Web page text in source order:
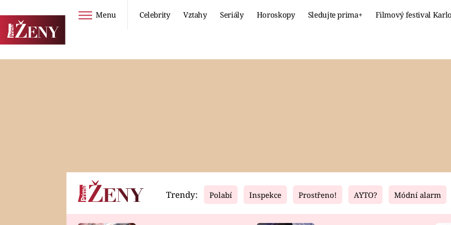
Menu Celebrity Vztahy Seriály Horoskopy Sledujte prima+ Filmový festival
Horoskopy Video Fresh Living
Trendy: Polabí Inspekce Prostřeno! AYTO? Módní alarm